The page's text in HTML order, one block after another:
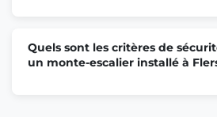
Quels sont les critères de
un monte-escalier installé à